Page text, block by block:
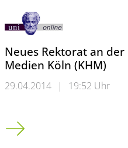
Neues Rektorat an
Medien Köln (KHM)
29.04.2014 | 19:52 Uhr
Neues Rektorat an der